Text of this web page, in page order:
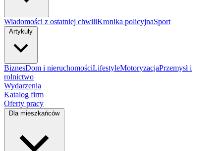
Wiadomości z ostatniej chwiliKronika policyjnaSport
Artykuły
BiznesDom i nieruchomościLifestyleMotoryzacjaPrzemysł i
rolnictwo
Wydarzenia
Katalog firm
Oferty pracy
Dla mieszkańców